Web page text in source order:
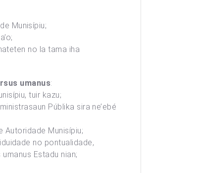
Munisípiu;
no la tama iha
umanus:
tuir kazu;
Públika sira ne’ebé
Autoridade Munisípiu;
no pontualidade,
Estadu nian;